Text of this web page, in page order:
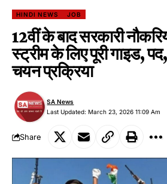
HINDI NEWS JOB
12वीं के बाद सरकारी
स्ट्रीम के लिए पूरी गाइड,
चयन प्रक्रिया
Last Updated: March 23, 2026 11:09 Am
SA News
Share